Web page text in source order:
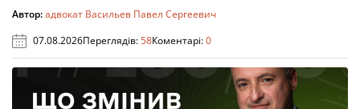
Автор:адвокат Васильев Павел Сергеевич
07.08.2026Переглядів:58Коментарі:0